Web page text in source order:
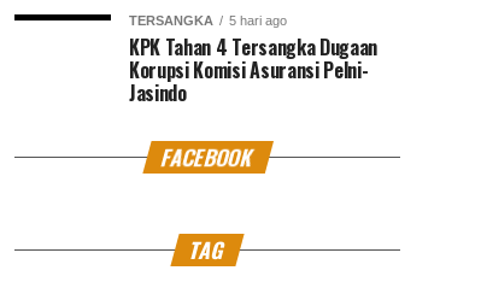
TERSANGKA 5 hari ago
KPK Tahan 4 Tersangka Dugaan
Korupsi Komisi Asuransi Pelni-
Jasindo
FACEBOOK
TAG